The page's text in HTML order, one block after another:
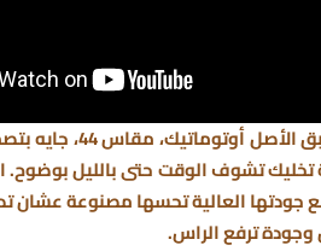
هذي بانيراي لومينور مارينا،
تشوف الوقت حتى بالليل بوضوح.
جودتها العالية تحسها مصنوعة عشان
ترفع الراس.